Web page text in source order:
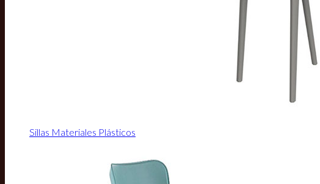
Sillas Materiales Plásticos